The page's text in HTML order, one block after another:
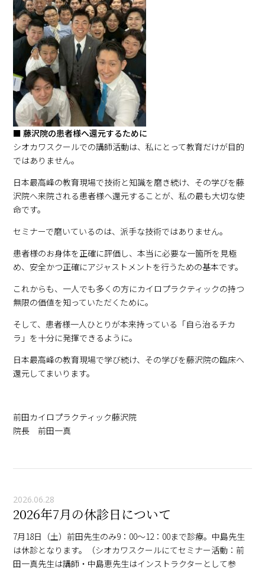
■ 藤沢院の患者様へ還元するために
シオカワスクールでの講師活動は、私にとって教育だけが目的
ではありません。
日本最高峰の教育現場で技術と知識を磨き続け、その学びを藤
沢院へ来院される患者様へ還元することが、私の最も大切な使
命です。
セミナーで磨いているのは、派手な技術ではありません。
患者様のお身体を正確に評価し、本当に必要な一箇所を見極
め、安全かつ正確にアジャストメントを行うための基本です。
これからも、一人でも多くの方にカイロプラクティックの持つ
無限の価値を知っていただくために。
そして、患者様一人ひとりが本来持っている「自ら治るチカ
ラ」を十分に発揮できるように。
日本最高峰の教育現場で学び続け、その学びを藤沢院の臨床へ
還元してまいります。
前田カイロプラクティック藤沢院
院長 前田一真
2026.06.28
2026年7月の休診日について
7月18日（土）前田先生のみ9：00～12：00まで診療。中島先生
は休診となります。（シオカワスクールにてセミナー活動：前
田一真先生は講師・中島恵先生はインストラクターとして参